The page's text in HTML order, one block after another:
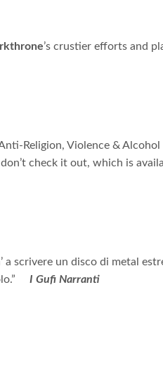
’s crustier efforts and
Religion, Violence &
check it out, which is
scrivere un disco di metal
I Gufi Narranti